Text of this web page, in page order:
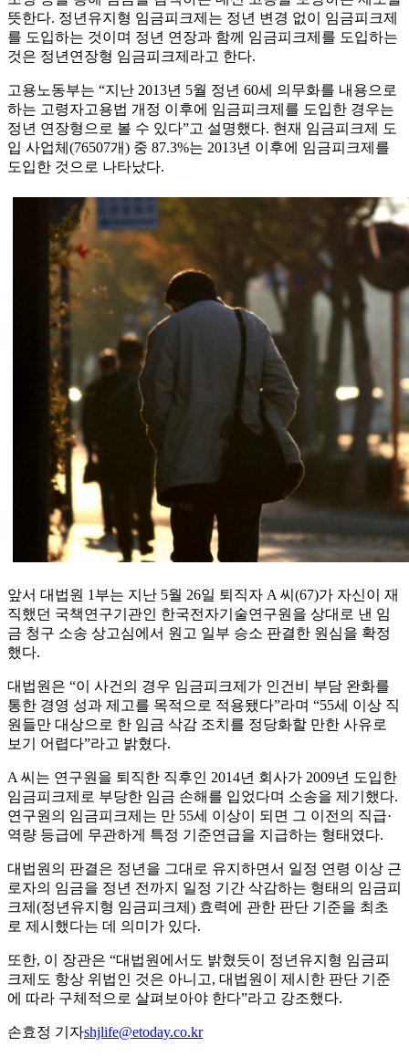
뜻한다. 정년유지형 임금피크제는 정년 변경 없이 임금피크제
를 도입하는 것이며 정년 연장과 함께 임금피크제를 도입하는
것은 정년연장형 임금피크제라고 한다.
고용노동부는 “지난 2013년 5월 정년 60세 의무화를 내용으로
하는 고령자고용법 개정 이후에 임금피크제를 도입한 경우는
정년 연장형으로 볼 수 있다”고 설명했다. 현재 임금피크제 도
입 사업체(76507개) 중 87.3%는 2013년 이후에 임금피크제를
도입한 것으로 나타났다.
앞서 대법원 1부는 지난 5월 26일 퇴직자 A 씨(67)가 자신이 재
직했던 국책연구기관인 한국전자기술연구원을 상대로 낸 임
금 청구 소송 상고심에서 원고 일부 승소 판결한 원심을 확정
했다.
대법원은 “이 사건의 경우 임금피크제가 인건비 부담 완화를
통한 경영 성과 제고를 목적으로 적용됐다”라며 “55세 이상 직
원들만 대상으로 한 임금 삭감 조치를 정당화할 만한 사유로
보기 어렵다”라고 밝혔다.
A 씨는 연구원을 퇴직한 직후인 2014년 회사가 2009년 도입한
임금피크제로 부당한 임금 손해를 입었다며 소송을 제기했다.
연구원의 임금피크제는 만 55세 이상이 되면 그 이전의 직급·
역량 등급에 무관하게 특정 기준연급을 지급하는 형태였다.
대법원의 판결은 정년을 그대로 유지하면서 일정 연령 이상 근
로자의 임금을 정년 전까지 일정 기간 삭감하는 형태의 임금피
크제(정년유지형 임금피크제) 효력에 관한 판단 기준을 최초
로 제시했다는 데 의미가 있다.
또한, 이 장관은 “대법원에서도 밝혔듯이 정년유지형 임금피
크제도 항상 위법인 것은 아니고, 대법원이 제시한 판단 기준
에 따라 구체적으로 살펴보아야 한다”라고 강조했다.
손효정 기자shjlife@etoday.co.kr